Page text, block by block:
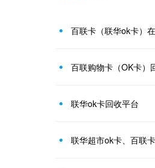
百联卡（联华ok卡）
百联购物卡（OK卡）
联华ok卡回收平台
联华超市ok卡、百联